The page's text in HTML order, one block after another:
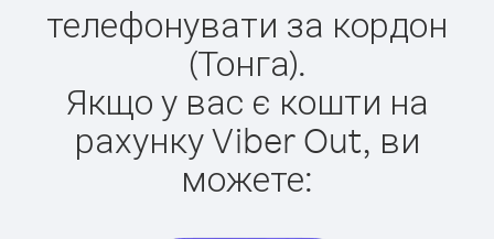
телефонувати за кордон
(Тонга).
Якщо у вас є кошти на
рахунку Viber Out, ви
можете: